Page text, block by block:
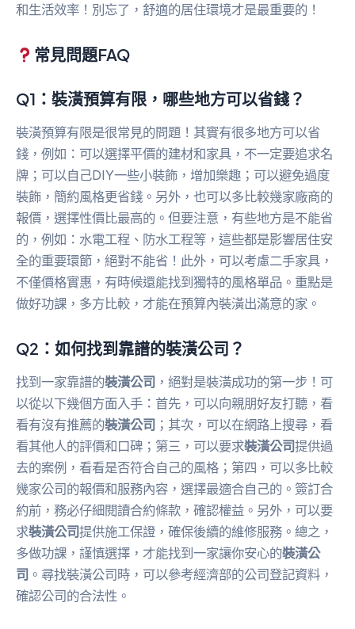
和生活效率！別忘了，舒適的居住環境才是最重要的！
常見問題FAQ
Q1：裝潢預算有限，哪些地方可以省錢？
裝潢預算有限是很常見的問題！其實有很多地方可以省
錢，例如：可以選擇平價的建材和家具，不一定要追求名
牌；可以自己DIY一些小裝飾，增加樂趣；可以避免過度
裝飾，簡約風格更省錢。另外，也可以多比較幾家廠商的
報價，選擇性價比最高的。但要注意，有些地方是不能省
的，例如：水電工程、防水工程等，這些都是影響居住安
全的重要環節，絕對不能省！此外，可以考慮二手家具，
不僅價格實惠，有時候還能找到獨特的風格單品。重點是
做好功課，多方比較，才能在預算內裝潢出滿意的家。
Q2：如何找到靠譜的裝潢公司？
找到一家靠譜的裝潢公司 ，絕對是裝潢成功的第一步！可
以從以下幾個方面入手：首先，可以向親朋好友打聽，看
看有沒有推薦的裝潢公司 ；其次，可以在網路上搜尋，看
看其他人的評價和口碑；第三，可以要求裝潢公司提供過
去的案例，看看是否符合自己的風格；第四，可以多比較
幾家公司的報價和服務內容，選擇最適合自己的。簽訂合
約前，務必仔細閱讀合約條款，確認權益。另外，可以要
求裝潢公司提供施工保證，確保後續的維修服務。總之，
多做功課，謹慎選擇，才能找到一家讓你安心的裝潢公
司 。尋找裝潢公司時，可以參考經濟部的公司登記資料，
確認公司的合法性。